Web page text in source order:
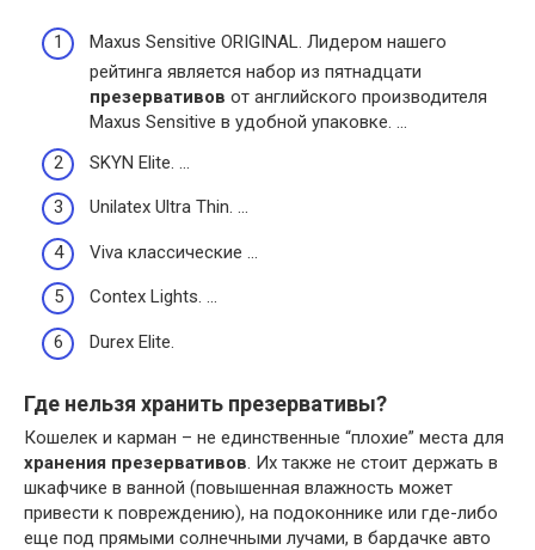
Maxus Sensitive ORIGINAL. Лидером нашего
рейтинга является набор из пятнадцати
презервативов от английского производителя
Maxus Sensitive в удобной упаковке. …
SKYN Elite. …
Unilatex Ultra Thin. …
Viva классические …
Contex Lights. …
Durex Elite.
Где нельзя хранить презервативы?
Кошелек и карман – не единственные “плохие” места для
хранения презервативов. Их также не стоит держать в
шкафчике в ванной (повышенная влажность может
привести к повреждению), на подоконнике или где-либо
еще под прямыми солнечными лучами, в бардачке авто